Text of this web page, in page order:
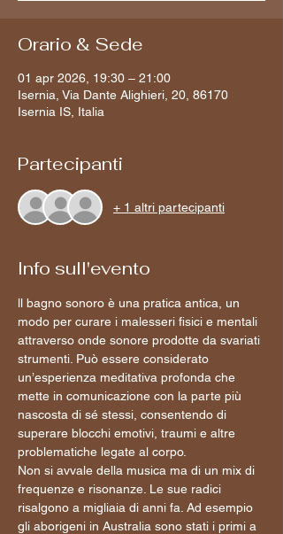
Orario & Sede
01 apr 2026, 19:30 – 21:00
Isernia, Via Dante Alighieri, 20, 86170
Isernia IS, Italia
Partecipanti
+ 1 altri partecipanti
Info sull'evento
ll bagno sonoro è una pratica antica, un
modo per curare i malesseri fisici e mentali
attraverso onde sonore prodotte da svariati
strumenti. Può essere considerato
un’esperienza meditativa profonda che
mette in comunicazione con la parte più
nascosta di sé stessi, consentendo di
superare blocchi emotivi, traumi e altre
problematiche legate al corpo.
Non si avvale della musica ma di un mix di
frequenze e risonanze. Le sue radici
risalgono a migliaia di anni fa. Ad esempio
gli aborigeni in Australia sono stati i primi a